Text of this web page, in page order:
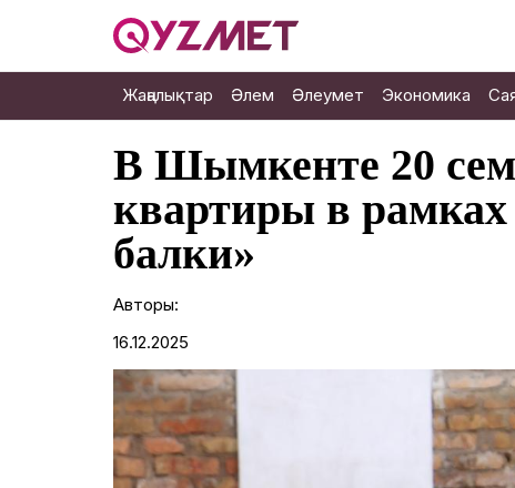
Жаңалықтар Әлем Әлеумет Экономика
В Шымкенте 20
квартиры в рамках
балки»
Авторы:
16.12.2025